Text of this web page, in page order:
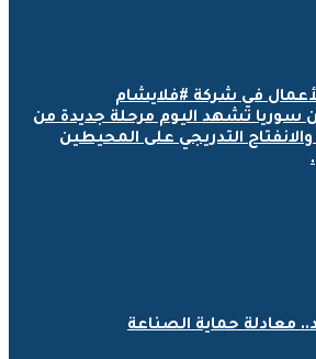
في شركة #فلايشام
تشهد اليوم مرحلة جديدة من
والانفتاح التدريجي على المحيطين
معادلة حماية الصناعة